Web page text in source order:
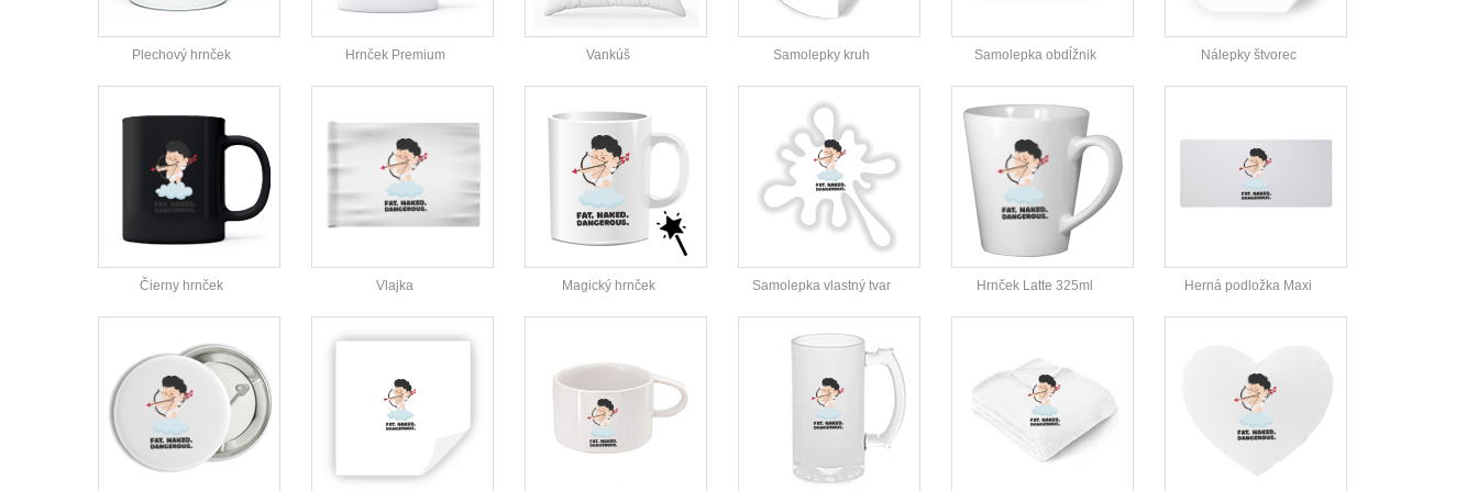
Plechový hrnček Hrnček Premium Vankúš Samolepky kruh Samolepka obdĺžnik Nálepky štvorec
Čierny hrnček Vlajka Magický hrnček Samolepka vlastný tvar Hrnček Latte 325ml Herná podložka Maxi